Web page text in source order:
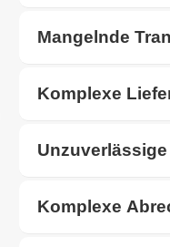
Mangelnde
Komplexe
Komplexe